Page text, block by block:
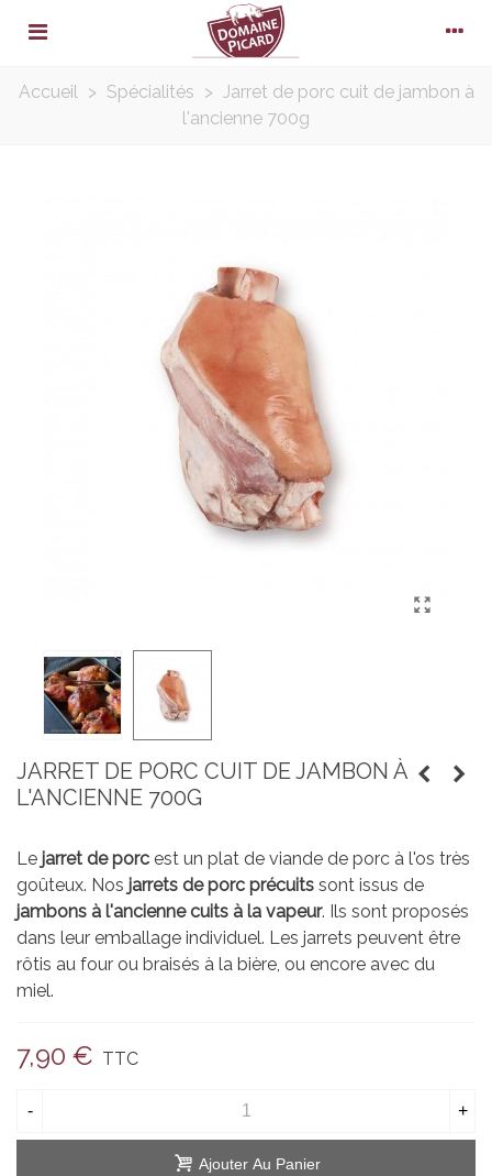
Accueil > Spécialités > Jarret de porc cuit de jambon à
l'ancienne 700g
JARRET DE PORC CUIT DE JAMBON À
L'ANCIENNE 700G
Le jarret de porc est un plat de viande de porc à l'os très
goûteux. Nos jarrets de porc précuits sont issus de
jambons à l'ancienne cuits à la vapeur. Ils sont proposés
dans leur emballage individuel. Les jarrets peuvent être
rôtis au four ou braisés à la bière, ou encore avec du
miel.
7,90 € TTC
- +
Ajouter Au Panier